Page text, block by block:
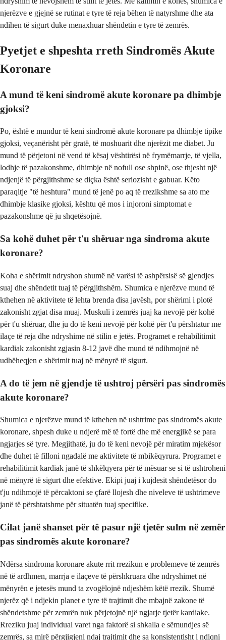
njerëzve e gjejnë se rutinat e tyre të reja bëhen të natyrshme dhe ata
ndihen të sigurt duke menaxhuar shëndetin e tyre të zemrës.
Pyetjet e shpeshta rreth Sindromës Akute
Koronare
A mund të keni sindromë akute koronare pa dhimbje
gjoksi?
Po, është e mundur të keni sindromë akute koronare pa dhimbje tipike
gjoksi, veçanërisht për gratë, të moshuarit dhe njerëzit me diabet. Ju
mund të përjetoni në vend të kësaj vështirësi në frymëmarrje, të vjella,
lodhje të pazakonshme, dhimbje në nofull ose shpinë, ose thjesht një
ndjenjë të përgjithshme se diçka është seriozisht e gabuar. Këto
paraqitje "të heshtura" mund të jenë po aq të rrezikshme sa ato me
dhimbje klasike gjoksi, kështu që mos i injoroni simptomat e
pazakonshme që ju shqetësojnë.
Sa kohë duhet për t'u shëruar nga sindroma akute
koronare?
Koha e shërimit ndryshon shumë në varësi të ashpërsisë së gjendjes
suaj dhe shëndetit tuaj të përgjithshëm. Shumica e njerëzve mund të
kthehen në aktivitete të lehta brenda disa javësh, por shërimi i plotë
zakonisht zgjat disa muaj. Muskuli i zemrës juaj ka nevojë për kohë
për t'u shëruar, dhe ju do të keni nevojë për kohë për t'u përshtatur me
ilaçe të reja dhe ndryshime në stilin e jetës. Programet e rehabilitimit
kardiak zakonisht zgjasin 8-12 javë dhe mund të ndihmojnë në
udhëheqjen e shërimit tuaj në mënyrë të sigurt.
A do të jem në gjendje të ushtroj përsëri pas sindromës
akute koronare?
Shumica e njerëzve mund të kthehen në ushtrime pas sindromës akute
koronare, shpesh duke u ndjerë më të fortë dhe më energjikë se para
ngjarjes së tyre. Megjithatë, ju do të keni nevojë për miratim mjekësor
dhe duhet të filloni ngadalë me aktivitete të mbikëqyrura. Programet e
rehabilitimit kardiak janë të shkëlqyera për të mësuar se si të ushtroheni
në mënyrë të sigurt dhe efektive. Ekipi juaj i kujdesit shëndetësor do
t'ju ndihmojë të përcaktoni se çfarë llojesh dhe niveleve të ushtrimeve
janë të përshtatshme për situatën tuaj specifike.
Cilat janë shanset për të pasur një tjetër sulm në zemër
pas sindromës akute koronare?
Ndërsa sindroma koronare akute rrit rrezikun e problemeve të zemrës
në të ardhmen, marrja e ilaçeve të përshkruara dhe ndryshimet në
mënyrën e jetesës mund ta zvogëlojnë ndjeshëm këtë rrezik. Shumë
njerëz që i ndjekin planet e tyre të trajtimit dhe mbajnë zakone të
shëndetshme për zemrën nuk përjetojnë një ngjarje tjetër kardiake.
Rreziku juaj individual varet nga faktorë si shkalla e sëmundjes së
zemrës, sa mirë përgjigjeni ndaj trajtimit dhe sa konsistentisht i ndiqni